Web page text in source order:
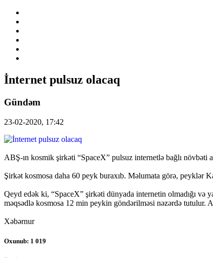
İnternet pulsuz olacaq
Gündəm
23-02-2020, 17:42
ABŞ-ın kosmik şirkəti “SpaceX” pulsuz internetlə bağlı növbəti
Şirkət kosmosa daha 60 peyk buraxıb. Məlumata görə, peyklər
Qeyd edək ki, “SpaceX” şirkəti dünyada internetin olmadığı və
məqsədlə kosmosa 12 min peykin göndərilməsi nəzərdə tutulur.
Xəbərnur
Oxunub: 1 019